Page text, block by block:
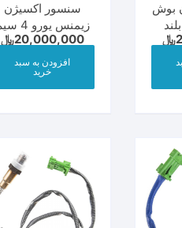
بوش
سوکت سبز با
﷼
سنسور اکسیژن
زیمنس یورو
بلند سوکت مشکی
گارانتی
20,000,000﷼
افزودن به سبد
خرید